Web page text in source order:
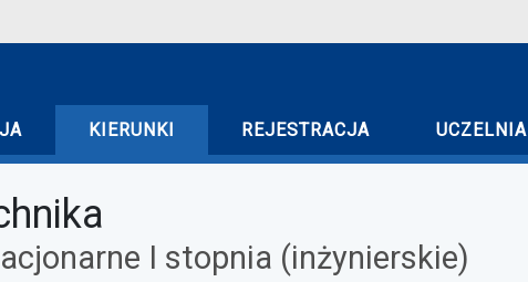
KIERUNKI REJESTRACJA UCZELNIA
I stopnia (inżynierskie)